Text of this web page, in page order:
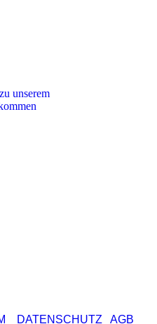
unserem
DATENSCHUTZ AGB